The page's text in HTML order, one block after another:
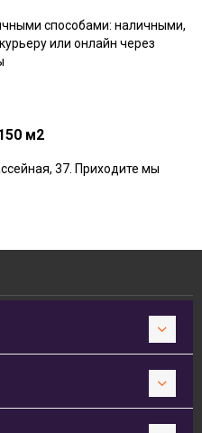
способами: наличными,
или онлайн через
м2
37. Приходите мы